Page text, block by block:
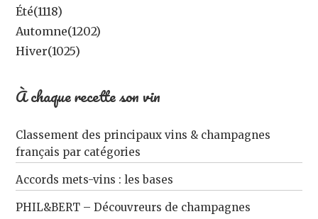
Été(1118)
Automne(1202)
Hiver(1025)
À chaque recette son vin
Classement des principaux vins & champagnes
français par catégories
Accords mets-vins : les bases
PHIL&BERT – Découvreurs de champagnes